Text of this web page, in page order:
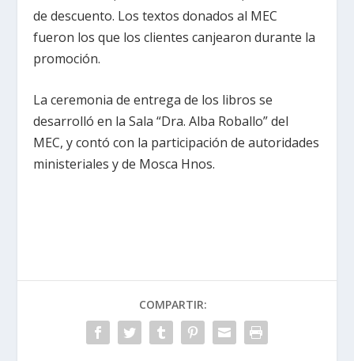
de descuento. Los textos donados al MEC
fueron los que los clientes canjearon durante la
promoción.
La ceremonia de entrega de los libros se
desarrolló en la Sala “Dra. Alba Roballo” del
MEC, y contó con la participación de autoridades
ministeriales y de Mosca Hnos.
COMPARTIR: